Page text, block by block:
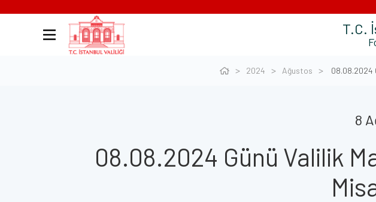
T.C.
2024 Ağustos 08.08.2024
8
08.08.2024 Günü Valilik